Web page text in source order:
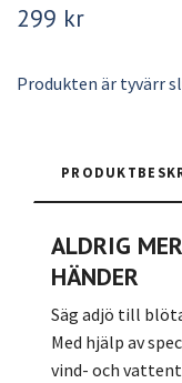
299 kr
Produkten är tyvärr
ALDRIG
HÄNDER
Säg adjö till
Med hjälp av
vind- och